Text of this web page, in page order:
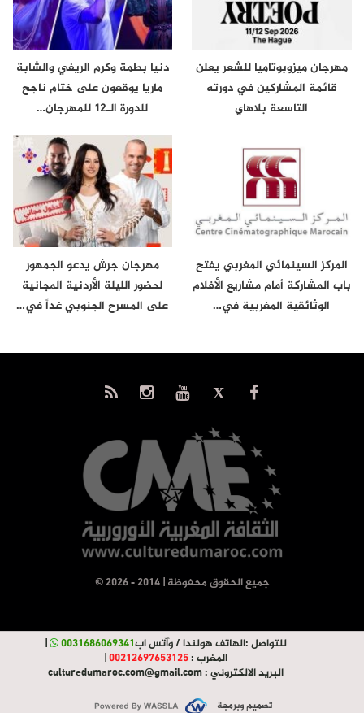
مهرجان ميزوبوتاميا للشعر يعلن
قائمة المشاركين في دورته
التاسعة بلاهاي
دنيا بطمة وكرم الريفي والشابة
ماريا يوقعون على ختام ناجح
للدورة الـ12 للمهرجان…
المركز السينمائي المغربي يفتح
باب المشاركة أمام مشاريع الأفلام
الوثائقية المغربية في…
مهرجان جرش يدعو الجمهور
لحضور الليلة الأردنية المجانية
على المسرح الجنوبي غداً في…
© جميع الحقوق محفوظة | 2014 - 2026
للتواصل :الهاتف هولندا / وآتس اب0031686069341
|
المغرب :00212697653125
|
البريد الالكتروني :culturedumaroc.com@gmail.com
تصميم وبرمجة